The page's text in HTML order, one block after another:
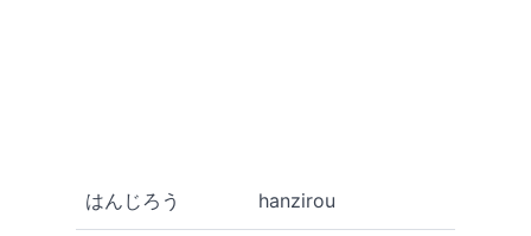
はんじろう hanzirou